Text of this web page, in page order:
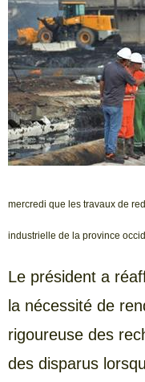
mercredi que les travaux de
industrielle de la province
Le président a
la nécessité de
rigoureuse des
des disparus